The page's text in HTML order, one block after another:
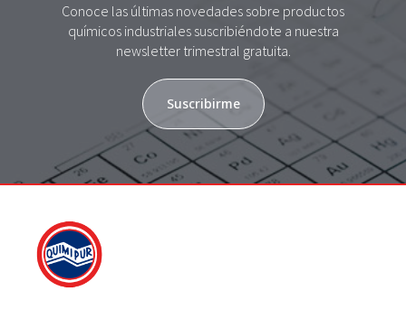
Conoce las últimas novedades sobre productos
químicos industriales suscribiéndote a nuestra
newsletter trimestral gratuita.
Suscribirme